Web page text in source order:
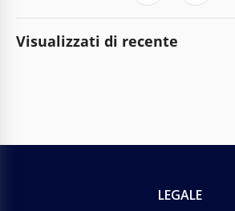
Visualizzati di recente
LEGALE